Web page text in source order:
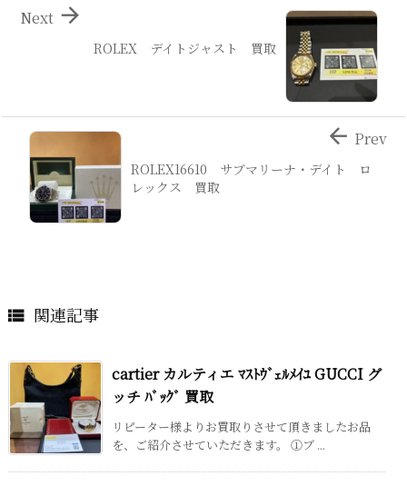
ROLEX デイトジャスト 買取

Next
ROLEX16610 サブマリーナ・デイト ロ
レックス 買取
 Prev
 関連記事
cartier カルティエ ﾏｽﾄｳﾞｪﾙﾒｲﾕ GUCCI グ
ッチ ﾊﾞｯｸﾞ 買取
リピーター様よりお買取りさせて頂きましたお品
を、ご紹介させていただきます。 ①ブ ...